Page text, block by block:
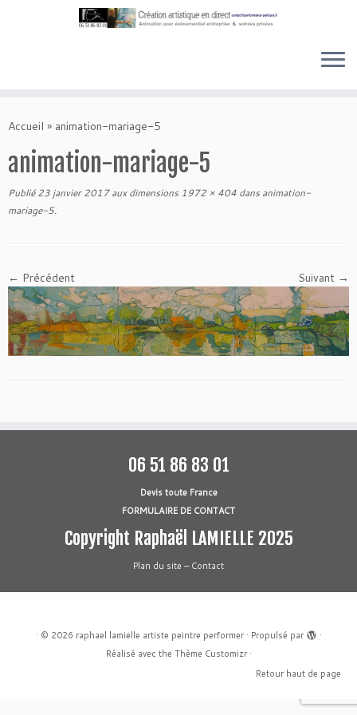
toAccueil » animation-mariage-5
animation-mariage-5
Publié 23 janvier 2017aux dimensions 1972 × 404 dans animation-
mariage-5.
← Précédent Suivant →
06 51 86 83 01
Devis toute France
FORMULAIRE DE CONTACT
Copyright Raphaël LAMIELLE 2025
Plan du site –Contact
· © 2026 raphael lamielle artiste peintre performer· Propulsé par
·
Réalisé avec the Thème Customizr·
Retour haut de page